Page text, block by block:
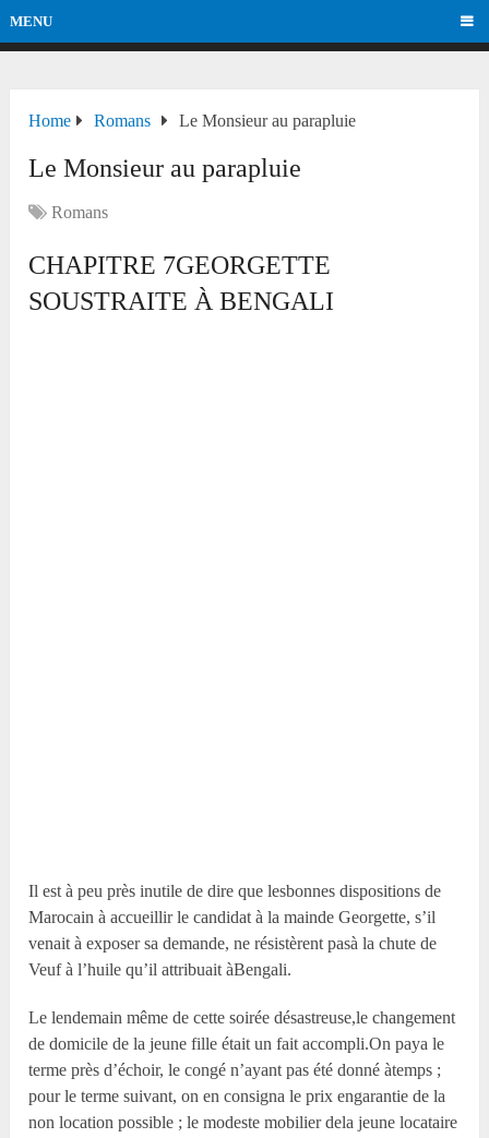
MENU
Home Romans Le Monsieur au parapluie
Le Monsieur au parapluie
Romans
CHAPITRE 7GEORGETTE
SOUSTRAITE À BENGALI
Il est à peu près inutile de dire que lesbonnes dispositions de
Marocain à accueillir le candidat à la mainde Georgette, s’il
venait à exposer sa demande, ne résistèrent pasà la chute de
Veuf à l’huile qu’il attribuait àBengali.
Le lendemain même de cette soirée désastreuse,le changement
de domicile de la jeune fille était un fait accompli.On paya le
terme près d’échoir, le congé n’ayant pas été donné àtemps ;
pour le terme suivant, on en consigna le prix engarantie de la
non location possible ; le modeste mobilier dela jeune locataire